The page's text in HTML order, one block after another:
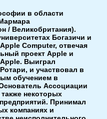
в области
/ Великобритания).
Богазичи и
Computer, отвечая
проект Apple и
Выиграл
и участвовал в
обучением в
Ассоциации
некоторых
Принимал
компаниях и